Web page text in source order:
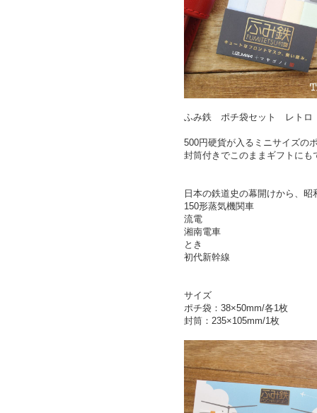
ふみ鉄 ポチ袋セット レトロ
500円硬貨が入るミニサイズの
封筒付きでこのままギフトにも
日本の鉄道史の幕開けから、
150形蒸気機関車
流電
湘南電車
とき
初代新幹線
サイズ
ポチ袋：38×50mm/各1枚
封筒：235×105mm/1枚